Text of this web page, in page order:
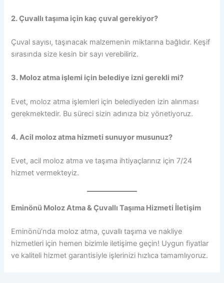
2. Çuvallı taşıma için kaç çuval gerekiyor?
Çuval sayısı, taşınacak malzemenin miktarına bağlıdır. Keşif
sırasında size kesin bir sayı verebiliriz.
3. Moloz atma işlemi için belediye izni gerekli mi?
Evet, moloz atma işlemleri için belediyeden izin alınması
gerekmektedir. Bu süreci sizin adınıza biz yönetiyoruz.
4. Acil moloz atma hizmeti sunuyor musunuz?
Evet, acil moloz atma ve taşıma ihtiyaçlarınız için 7/24
hizmet vermekteyiz.
Eminönü Moloz Atma & Çuvallı Taşıma Hizmeti İletişim
Eminönü’nda moloz atma, çuvallı taşıma ve nakliye
hizmetleri için hemen bizimle iletişime geçin! Uygun fiyatlar
ve kaliteli hizmet garantisiyle işlerinizi hızlıca tamamlıyoruz.